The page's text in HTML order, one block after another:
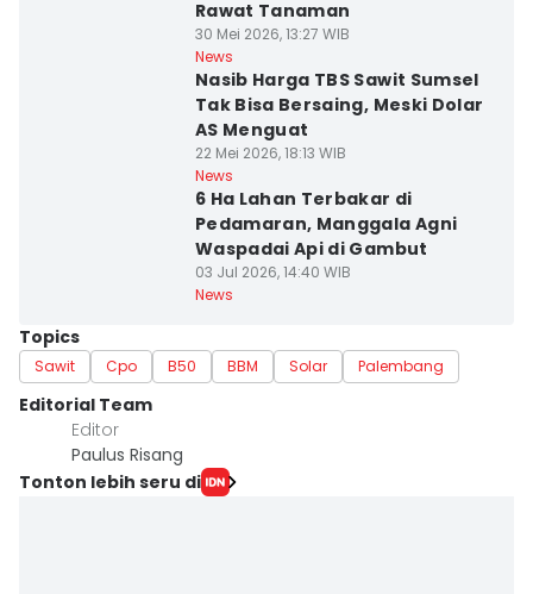
Rawat Tanaman
30 Mei 2026, 13:27 WIB
News
Nasib Harga TBS Sawit Sumsel
Tak Bisa Bersaing, Meski Dolar
AS Menguat
22 Mei 2026, 18:13 WIB
News
6 Ha Lahan Terbakar di
Pedamaran, Manggala Agni
Waspadai Api di Gambut
03 Jul 2026, 14:40 WIB
News
Topics
Sawit Cpo B50 BBM Solar Palembang
Editorial Team
Editor
Paulus Risang
Tonton lebih seru di